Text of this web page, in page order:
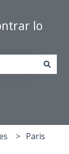
lo
Paris